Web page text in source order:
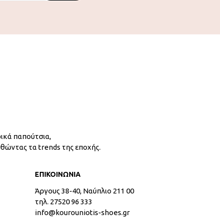
παπούτσια,
τα trends της εποχής.
ΕΠΙΚΟΙΝΩΝΙΑ
Άργους 38-40, Ναύπλιο 211 00
τηλ. 27520 96 333
info@kourouniotis-shoes.gr